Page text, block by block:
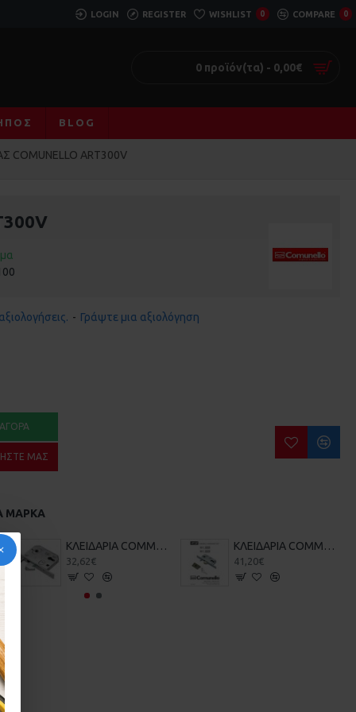
LOGIN REGISTER WISHLIST 0 COMPARE 0
0 προϊόν(τα) - 0,00€
BLOG
COMUNELLO ART300V
- Γράψτε μια αξιολόγηση
ΑΓΟΡΆ
ΜΑΣ
ΜΆΡΚΑ
ΚΑΓΚΕΛΟΠΟΡΤΑΣ ΚΛΕΙΔΑΡΙΑ COMMUNELO 215 ΓΑΝΤΖΟΥ ΣΥΡΟΜΕΝΗΣ ΑΥΛΟΠΟΡΤΑΣ ΜΕ ΠΕΙΡΟ
32,62€
ΚΛΕΙΔΑΡΙΑ COMMUNELO Κ35 ΓΑΝΤΖΟΥ ΜΕ ΠΕΙΡΟ
41,20€